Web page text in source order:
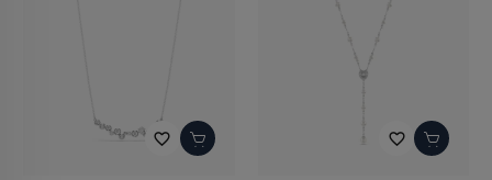
favorite_border favorite_border